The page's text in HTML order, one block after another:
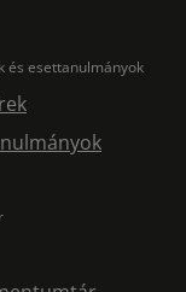
és esettanulmányok